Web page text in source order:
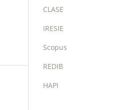
CLASE
IRESIE
Scopus
REDIB
HAPI